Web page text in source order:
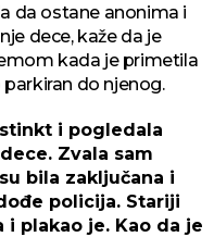
da ostane anonima i
dece, kaže da je
kada je primetila
do njenog.
i pogledala
Zvala sam
bila zaključana i
policija. Stariji
plakao je. Kao da je